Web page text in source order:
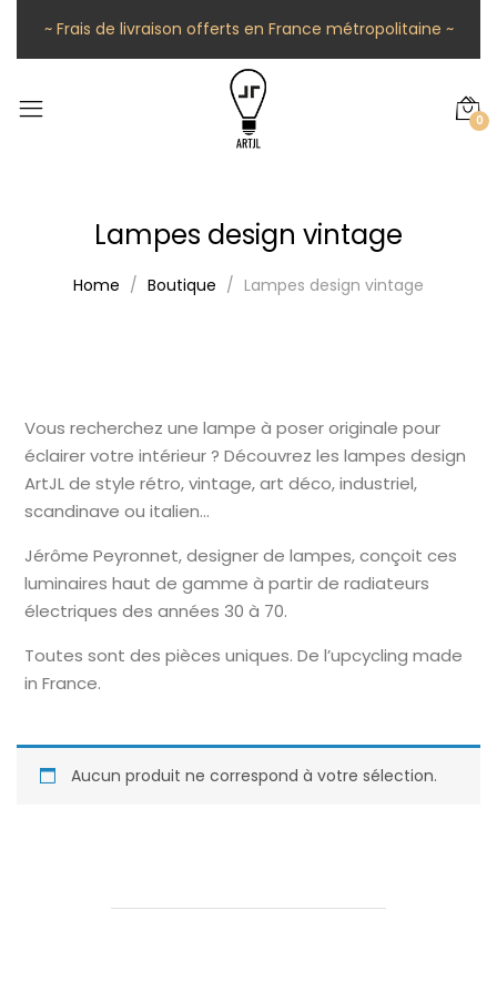
~ Frais de livraison offerts en France métropolitaine ~
0
Lampes design vintage
Home Boutique Lampes design vintage
Vous recherchez une lampe à poser originale pour
éclairer votre intérieur ? Découvrez les lampes design
ArtJL de style rétro, vintage, art déco, industriel,
scandinave ou italien…
Jérôme Peyronnet, designer de lampes, conçoit ces
luminaires haut de gamme à partir de radiateurs
électriques des années 30 à 70.
Toutes sont des pièces uniques. De l’upcycling made
in France.
Aucun produit ne correspond à votre sélection.